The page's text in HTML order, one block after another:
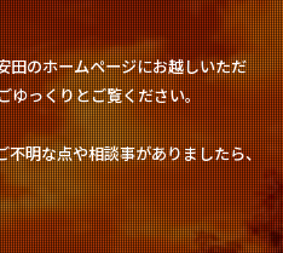
田のホームページにお越しいただ
ゆっくりとご覧ください。
不明な点や相談事がありましたら、